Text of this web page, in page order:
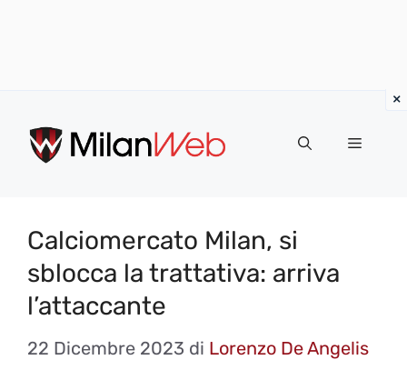
contenuto
MENU
Calciomercato Milan, si
sblocca la trattativa: arriva
l’attaccante
22 Dicembre 2023 di Lorenzo De Angelis